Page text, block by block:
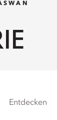
Entdecken